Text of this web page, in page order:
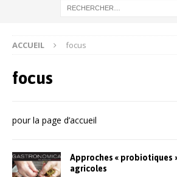
ACCUEIL focus
focus
pour la page d’accueil
Approches « probiotiques
agricoles